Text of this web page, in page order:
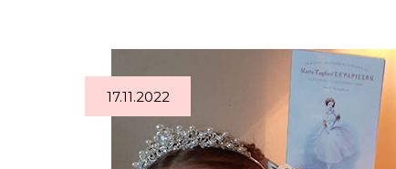
17.11.2022